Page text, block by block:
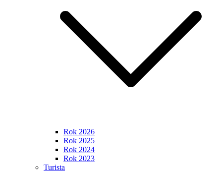
Rok 2026
Rok 2025
Rok 2024
Rok 2023
Turista